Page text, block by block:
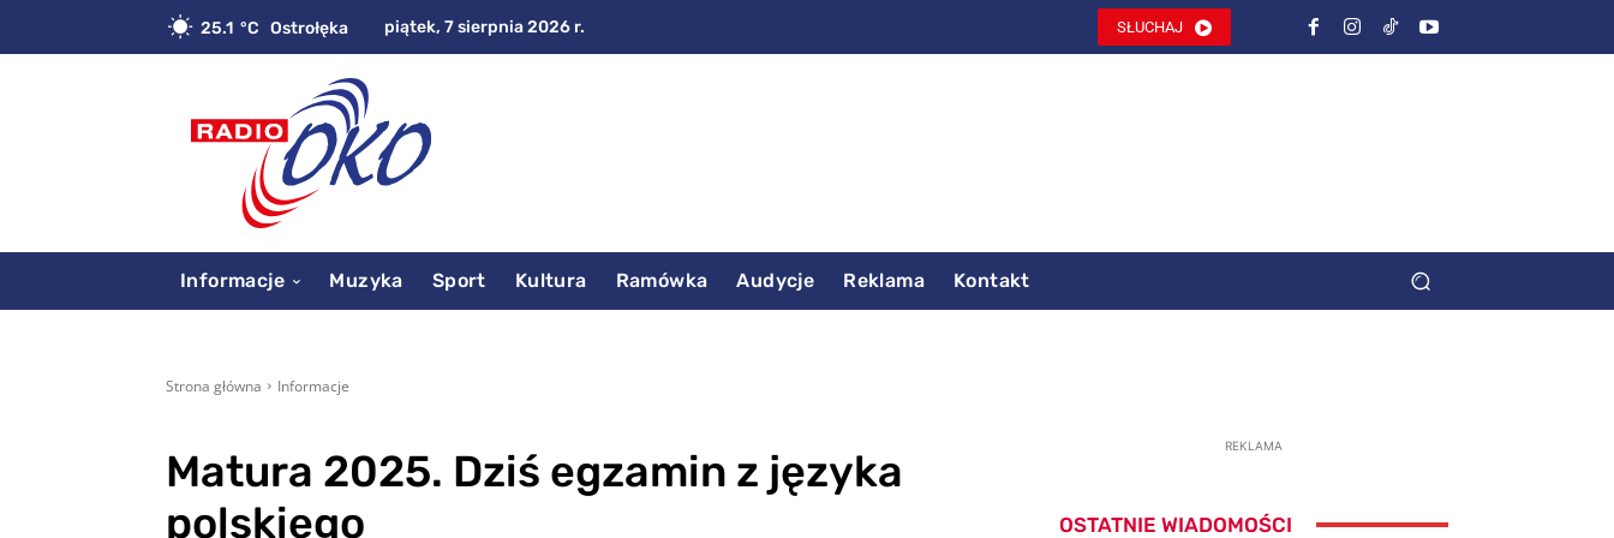
25.1 C Ostrołęka piątek, 7 sierpnia 2026 r. SŁUCHAJ
Informacje Muzyka Sport Kultura Ramówka Audycje Reklama Kontakt
Strona główna Informacje
Matura 2025. Dziś egzamin z języka
polskiego
REKLAMA
OSTATNIE WIADOMOŚCI